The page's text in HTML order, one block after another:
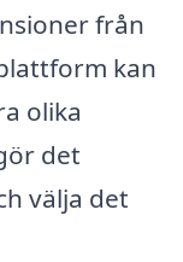
från
kan
olika
det
välja det